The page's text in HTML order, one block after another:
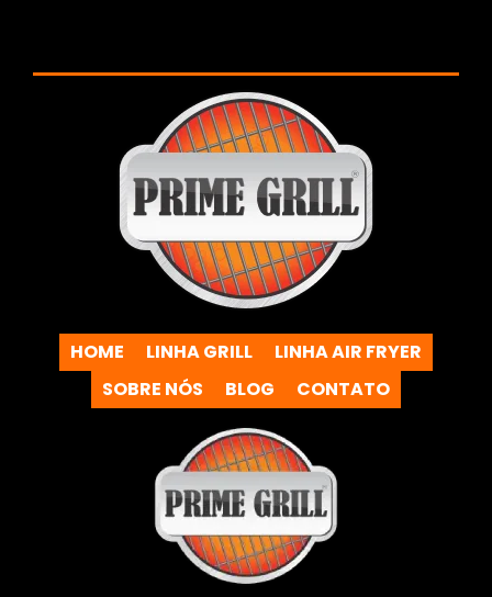
HOME LINHA GRILL
LINHA AIR FRYER
SOBRE NÓS
BLOG CONTATO